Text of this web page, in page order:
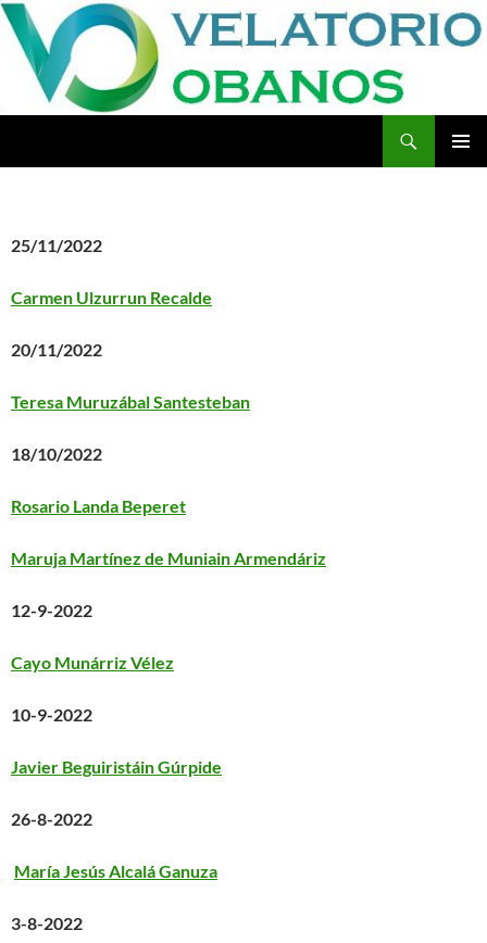
25/11/2022
Carmen Ulzurrun Recalde
20/11/2022
Teresa Muruzábal Santesteban
18/10/2022
Rosario Landa Beperet
Maruja Martínez de Muniain Armendáriz
12-9-2022
Cayo Munárriz Vélez
10-9-2022
Javier Beguiristáin Gúrpide
26-8-2022
María Jesús Alcalá Ganuza
3-8-2022